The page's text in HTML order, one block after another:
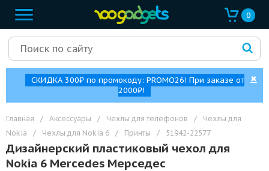
0
СКИДКА 300₽ по промокоду: PROMO26! При заказе от
2000₽!
✖
Главная / Аксессуары / Чехлы для телефонов /
Чехлы для
Nokia
/ Чехлы для Nokia 6 / Принты / 51942-22577
Дизайнерский пластиковый чехол для
Nokia 6 Mercedes Мерседес